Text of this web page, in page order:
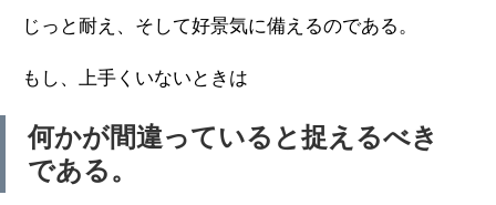
じっと耐え、そして好景気に備えるのである。
もし、上手くいないときは
何かが間違っていると捉えるべき
である。